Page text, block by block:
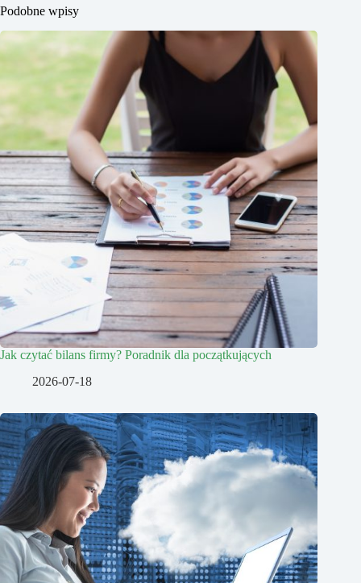
Podobne wpisy
Jak czytać bilans firmy? Poradnik dla początkujących
2026-07-18